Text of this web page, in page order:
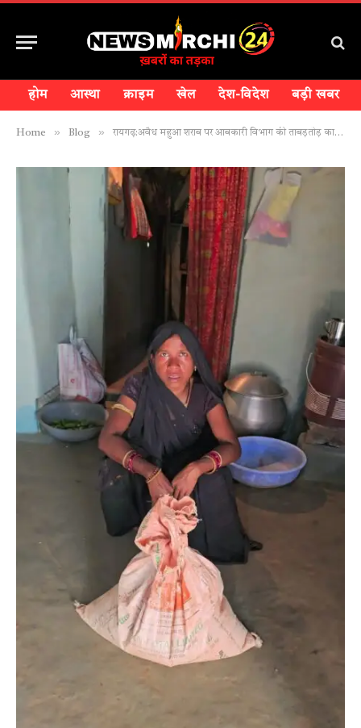
होम आस्था क्राइम खेल देश-विदेश बड़ी खबर
Home » Blog » रायगढ़:अवैध महुआ शराब पर आबकारी विभाग की ताबड़तोड़ कार्रवाई